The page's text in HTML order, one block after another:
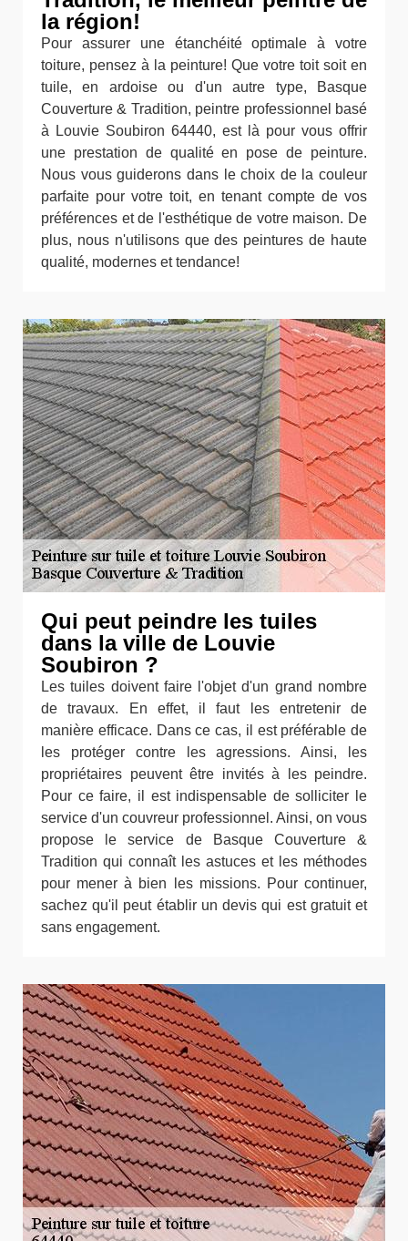
la région!
Pour assurer une étanchéité optimale à votre
toiture, pensez à la peinture! Que votre toit soit en
tuile, en ardoise ou d'un autre type, Basque
Couverture & Tradition, peintre professionnel basé
à Louvie Soubiron 64440, est là pour vous offrir
une prestation de qualité en pose de peinture.
Nous vous guiderons dans le choix de la couleur
parfaite pour votre toit, en tenant compte de vos
préférences et de l'esthétique de votre maison. De
plus, nous n'utilisons que des peintures de haute
qualité, modernes et tendance!
Qui peut peindre les tuiles
dans la ville de Louvie
Soubiron ?
Les tuiles doivent faire l'objet d'un grand nombre
de travaux. En effet, il faut les entretenir de
manière efficace. Dans ce cas, il est préférable de
les protéger contre les agressions. Ainsi, les
propriétaires peuvent être invités à les peindre.
Pour ce faire, il est indispensable de solliciter le
service d'un couvreur professionnel. Ainsi, on vous
propose le service de Basque Couverture &
Tradition qui connaît les astuces et les méthodes
pour mener à bien les missions. Pour continuer,
sachez qu'il peut établir un devis qui est gratuit et
sans engagement.